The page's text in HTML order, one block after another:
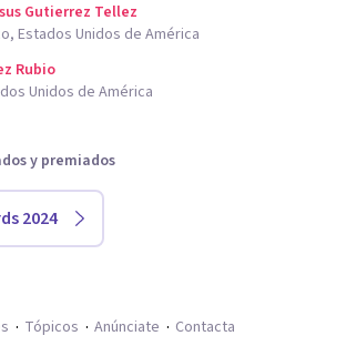
Gutierrez Tellez
Estados Unidos de América
Rubio
Unidos de América
y premiados
2024
Tópicos Anúnciate Contacta